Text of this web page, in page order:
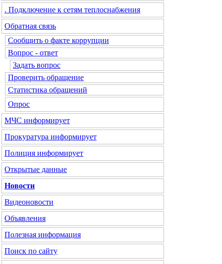
. Подключение к сетям теплоснабжения
Обратная связь
Сообщить о факте коррупции
Вопрос - ответ
Задать вопрос
Проверить обращение
Статистика обращений
Опрос
МЧС информирует
Прокуратура информирует
Полиция информирует
Открытые данные
Новости
Видеоновости
Объявления
Полезная информация
Поиск по сайту